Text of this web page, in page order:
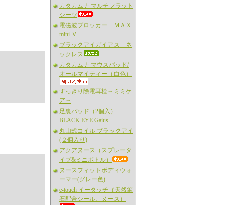
カタカムナ マルチフラット
シーツ
電磁波ブロッカー ＭＡＸ
mini Ｖ
ブラックアイガイアス ネ
ックレス
カタカムナ マウスパッド/
オールマイティー（白色）
すっきり除電耳栓～ミミケ
ア～
足裏パッド（2個入）
BLACK EYE Gaius
丸山式コイル ブラックアイ
(２個入り)
アクアヌース（スプレータ
イプ&ミニボトル）
ヌースフィットボディウォ
ーマー(グレー色)
e-touch イータッチ（天然鉱
石配合シール、ヌース）